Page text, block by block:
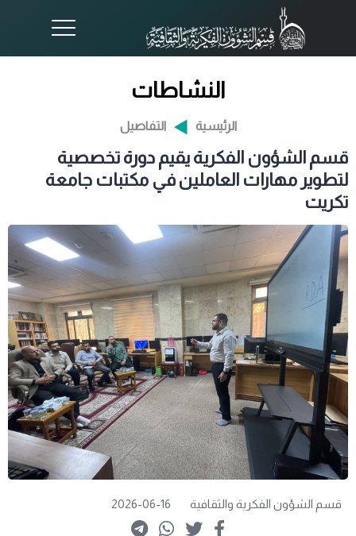
النشاطات
الرئيسية التفاصيل
قسم الشؤون الفكرية يقيم دورة تخصصية
لتطوير مهارات العاملين في مكتبات جامعة
تكريت
قسم الشؤون الفكرية والثقافية 2026-06-16